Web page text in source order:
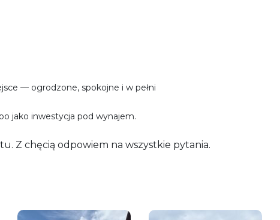
— ogrodzone, spokojne i w pełni
jako inwestycja pod wynajem.
Z chęcią odpowiem na wszystkie pytania.